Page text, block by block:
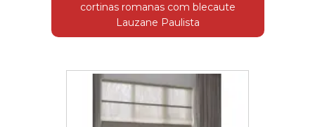
cortinas romanas com blecaute
Lauzane Paulista